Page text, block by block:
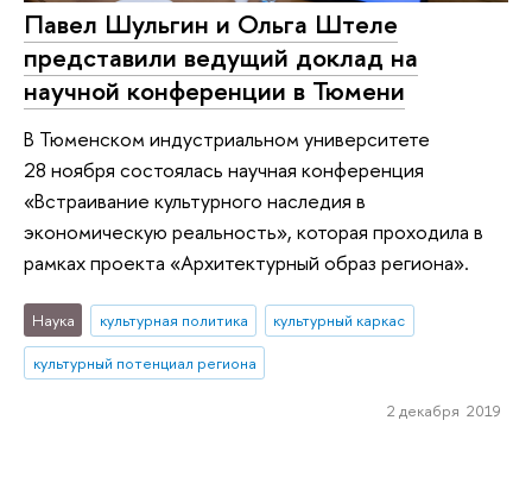
Павел Шульгин и Ольга Штеле
представили ведущий доклад на
научной конференции в Тюмени
В Тюменском индустриальном университете
28 ноября состоялась научная конференция
«Встраивание культурного наследия в
экономическую реальность», которая проходила в
рамках проекта «Архитектурный образ региона».
Наука культурная политика
культурный каркас
культурный потенциал региона
2 декабря 2019